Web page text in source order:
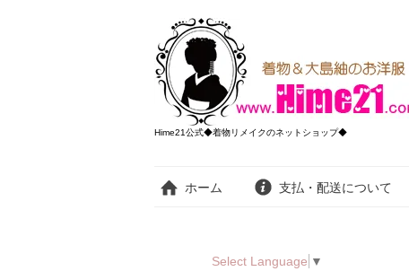
Hime21公式◆着物リメイクのネットショップ◆
ホーム 支払・配送について
Select Language ▼